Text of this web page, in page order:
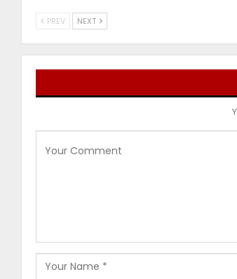
PREV NEXT